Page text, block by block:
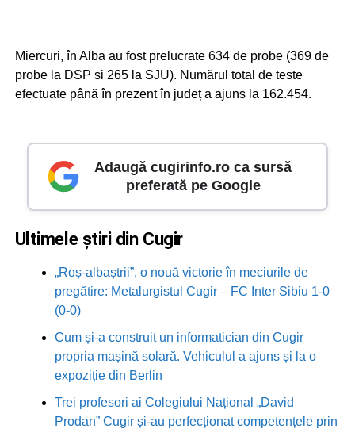
Miercuri, în Alba au fost prelucrate 634 de probe (369 de
probe la DSP si 265 la SJU). Numărul total de teste
efectuate până în prezent în județ a ajuns la 162.454.
Adaugă cugirinfo.ro ca sursă
preferată pe Google
Ultimele știri din Cugir
„Roș-albaștrii”, o nouă victorie în meciurile de
pregătire: Metalurgistul Cugir – FC Inter Sibiu 1-0
(0-0)
Cum și-a construit un informatician din Cugir
propria mașină solară. Vehiculul a ajuns și la o
expoziție din Berlin
Trei profesori ai Colegiului Național „David
Prodan” Cugir și-au perfecționat competențele prin